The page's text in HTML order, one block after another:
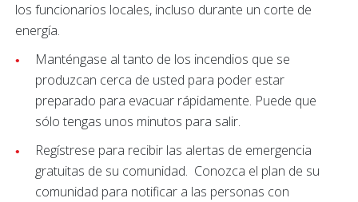
los funcionarios locales, incluso durante un corte de
energía.
Manténgase al tanto de los incendios que se
produzcan cerca de usted para poder estar
preparado para evacuar rápidamente. Puede que
sólo tengas unos minutos para salir.
Regístrese para recibir las alertas de emergencia
gratuitas de su comunidad. Conozca el plan de su
comunidad para notificar a las personas con